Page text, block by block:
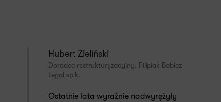
Hubert Zieliński
Doradca restrukturyzacyjny, Filipiak Babicz
Legal sp.k.
Ostatnie lata wyraźnie nadwyrężyły